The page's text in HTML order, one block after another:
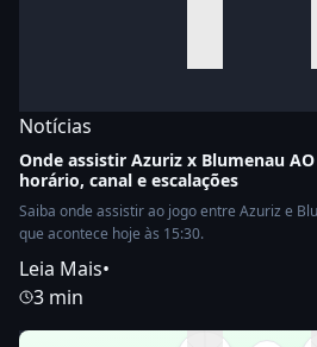
Notícias
Onde assistir Azuriz x Blumenau
horário, canal e escalações
Saiba onde assistir ao jogo entre Azuriz e
que acontece hoje às 15:30.
Leia Mais•
3 min